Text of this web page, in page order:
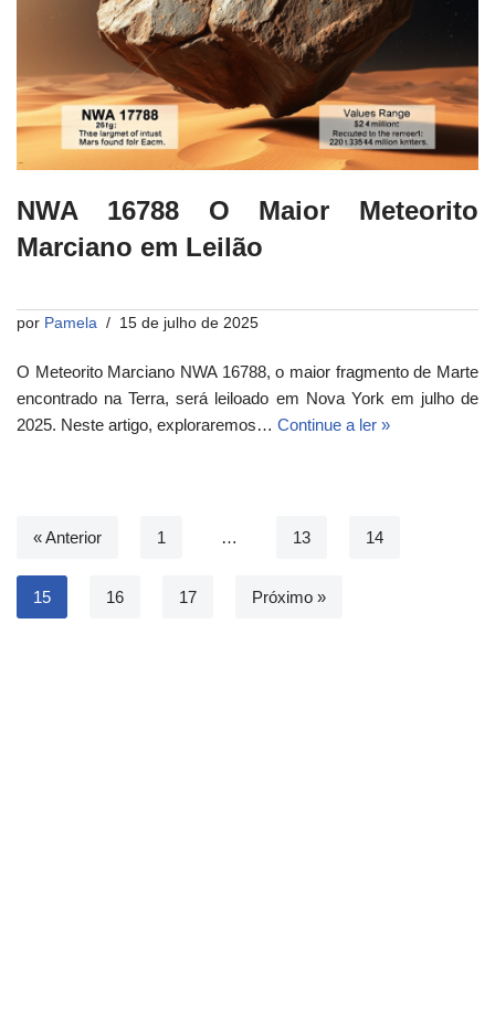
NWA 16788 O Maior Meteorito
Marciano em Leilão
por Pamela 15 de julho de 2025
O Meteorito Marciano NWA 16788, o maior fragmento de Marte
encontrado na Terra, será leiloado em Nova York em julho de
2025. Neste artigo, exploraremos… Continue a ler »
« Anterior 1 … 13 14
15 16 17 Próximo »